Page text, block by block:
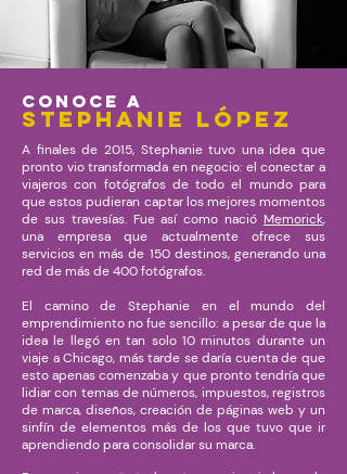
Conoce a
Stephanie López
A finales de 2015, Stephanie tuvo una idea que
pronto vio transformada en negocio: el conectar a
viajeros con fotógrafos de todo el mundo para
que estos pudieran captar los mejores momentos
de sus travesías. Fue así como nació Memorick,
una empresa que actualmente ofrece sus
servicios en más de 150 destinos, generando una
red de más de 400 fotógrafos.
El camino de Stephanie en el mundo del
emprendimiento no fue sencillo: a pesar de que la
idea le llegó en tan solo 10 minutos durante un
viaje a Chicago, más tarde se daría cuenta de que
esto apenas comenzaba y que pronto tendría que
lidiar con temas de números, impuestos, registros
de marca, diseños, creación de páginas web y un
sinfín de elementos más de los que tuvo que ir
aprendiendo para consolidar su marca.